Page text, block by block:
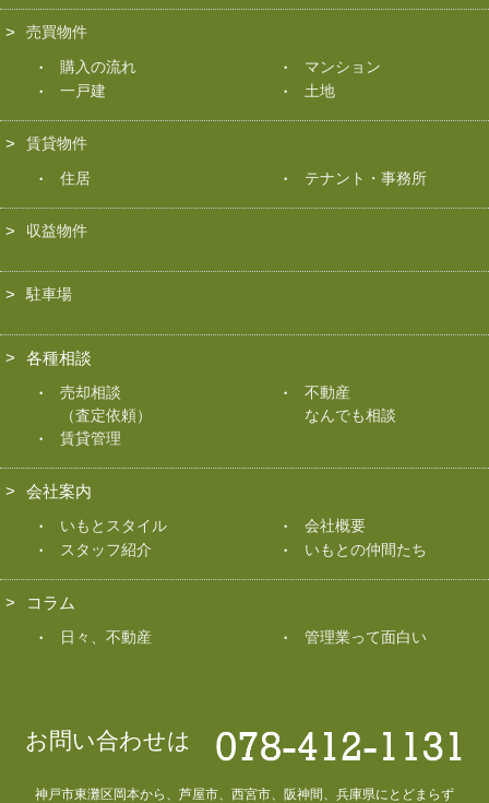
売買物件
購入の流れ
マンション
一戸建
土地
賃貸物件
住居
テナント・事務所
収益物件
駐車場
各種相談
売却相談
（査定依頼）
不動産
なんでも相談
賃貸管理
会社案内
いもとスタイル
会社概要
スタッフ紹介
いもとの仲間たち
コラム
日々、不動産 管理業って面白い
お問い合わせは
神戸市東灘区岡本から、芦屋市、西宮市、阪神間、兵庫県にとどまらず